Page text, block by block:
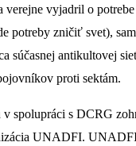
verejne vyjadril o
potreby zničiť svet),
súčasnej antikultovej
proti sektám.
spolupráci s DCRG
UNADFI.